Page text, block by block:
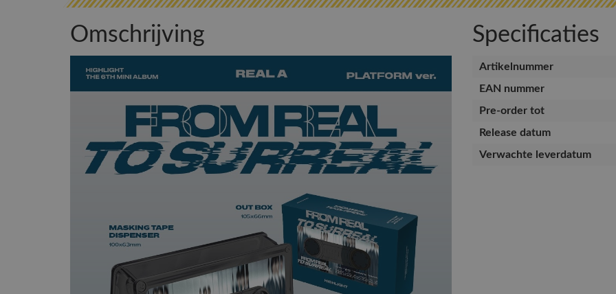
Omschrijving Specificaties
Artikelnummer
EAN nummer
Pre-order tot
Release datum
Verwachte leverdatum